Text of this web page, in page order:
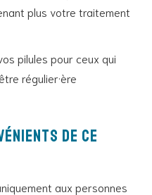
plus votre traitement
pilules pour ceux qui
régulier·ère
de ce
aux personnes